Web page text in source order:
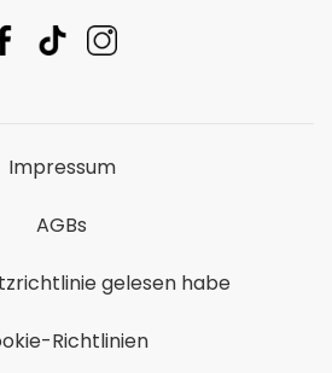
Impressum
AGBs
gelesen habe
Richtlinien